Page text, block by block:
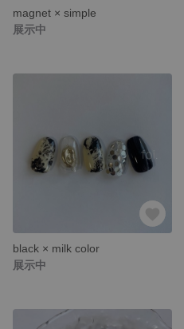
magnet × simple
展示中
black × milk color
展示中